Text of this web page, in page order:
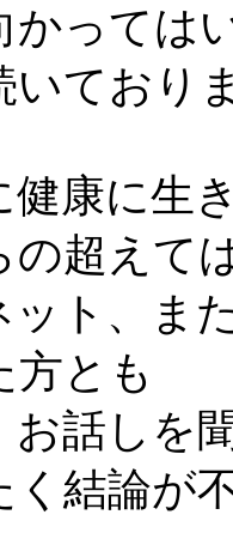
かっては
いており
健康に生
の超えて
ット、ま
方とも
お話しを
く結論が